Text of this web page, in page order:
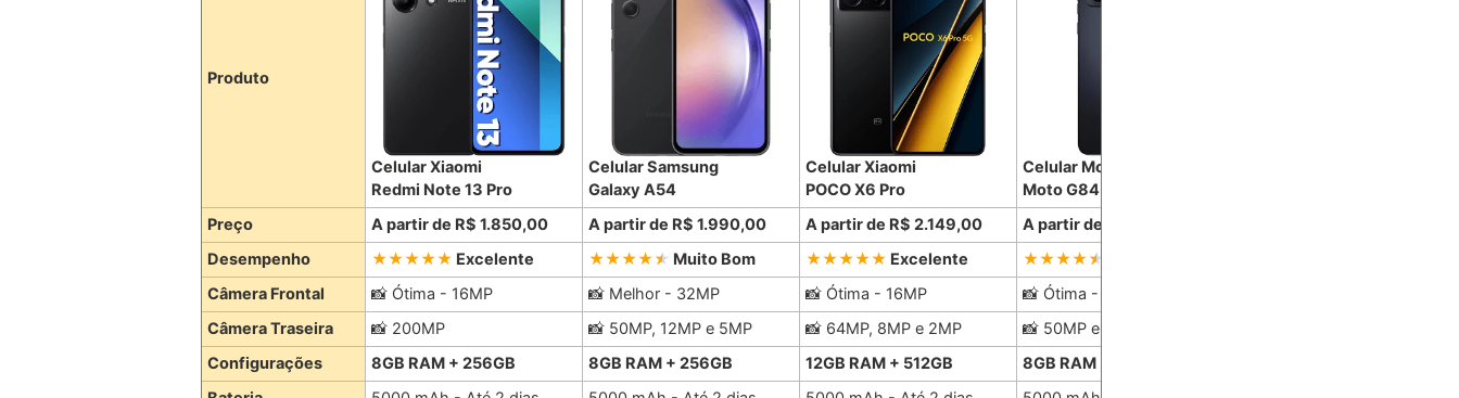
Produto
Celular Xiaomi
Redmi Note 13 Pro
Celular Samsung
Galaxy A54
Celular Xiaomi
POCO X6 Pro
Celular Motorola
Moto G84
Preço
A partir de R$ 1.850,00 A partir de R$ 1.990,00 A partir de R$ 2.149,00 A partir de R$ 1.390,00
Desempenho
Excelente Muito Bom Excelente
Câmera Frontal
📸 Ótima - 16MP 📸 Melhor - 32MP 📸 Ótima - 16MP 📸 Ótima - 16MP
Câmera Traseira
📸 200MP 📸 50MP, 12MP e 5MP 📸 64MP, 8MP e 2MP 📸 50MP e 8MP
Configurações
8GB RAM + 256GB 8GB RAM + 256GB 12GB RAM + 512GB 8GB RAM + 256GB